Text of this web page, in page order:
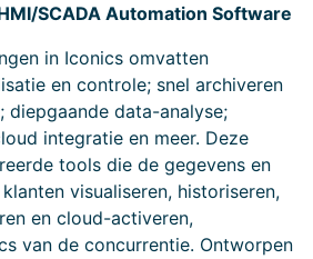
SCADA Automation Software
in Iconics omvatten
en controle; snel archiveren
diepgaande data-analyse;
integratie en meer. Deze
tools die de gegevens en
visualiseren, historiseren,
en cloud-activeren,
van de concurrentie. Ontworpen